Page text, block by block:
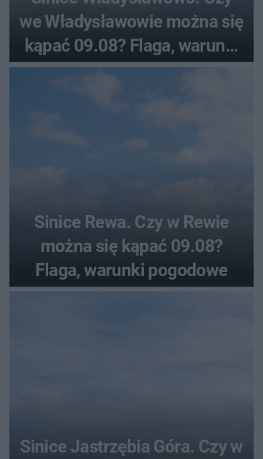
we Władysławowie można się
kąpać 09.08? Flaga, warunki
pogodowe
Sinice Rewa. Czy w Rewie
można się kąpać 09.08?
Flaga, warunki pogodowe
Sinice Jastrzębia Góra. Czy w